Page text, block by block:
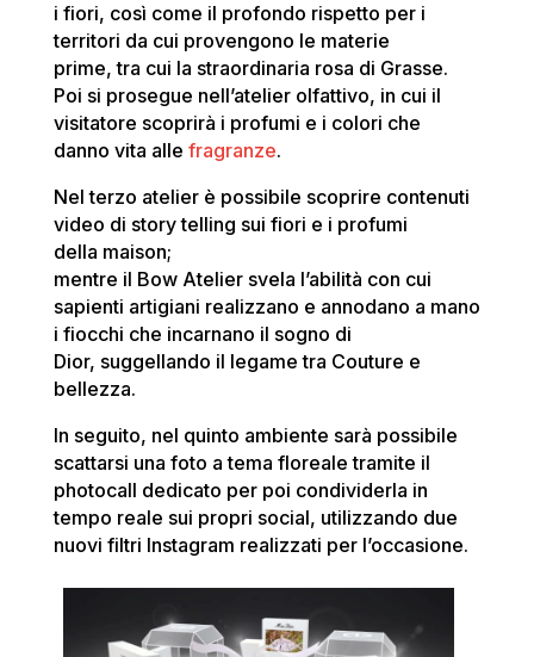
i fiori, così come il profondo rispetto per i
territori da cui provengono le materie
prime, tra cui la straordinaria rosa di Grasse.
Poi si prosegue nell’atelier olfattivo, in cui il
visitatore scoprirà i profumi e i colori che
danno vita alle fragranze.
Nel terzo atelier è possibile scoprire contenuti
video di story telling sui fiori e i profumi
della maison;
mentre il Bow Atelier svela l’abilità con cui
sapienti artigiani realizzano e annodano a mano
i fiocchi che incarnano il sogno di
Dior, suggellando il legame tra Couture e
bellezza.
In seguito, nel quinto ambiente sarà possibile
scattarsi una foto a tema floreale tramite il
photocall dedicato per poi condividerla in
tempo reale sui propri social, utilizzando due
nuovi filtri Instagram realizzati per l’occasione.